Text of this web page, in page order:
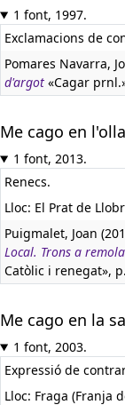
1 font, 1997.
Exclamacions de
Pomares Navarra,
d'argot «Cagar
Me cago en
1 font, 2013.
Renecs.
Lloc: El Prat de
Puigmalet, Joan
Local. Trons a
Catòlic i renegat»,
Me cago en la
1 font, 2003.
Expressió de
Lloc: Fraga (Franja